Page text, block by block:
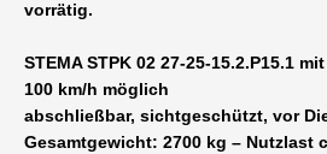
Kofferanhänger
2700
kg
-
2550
vorrätig.
STEMA STPK 02 27-25-15.2.P15.1
100 km/h möglich
abschließbar, sichtgeschützt, vor
Gesamtgewicht: 2700 kg – Nutzlast